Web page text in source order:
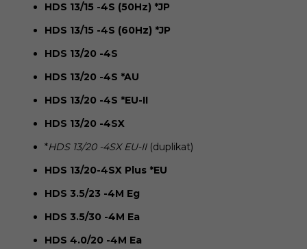
HDS 13/15 -4S (50Hz) *JP
HDS 13/15 -4S (60Hz) *JP
HDS 13/20 -4S
HDS 13/20 -4S *AU
HDS 13/20 -4S *EU-II
HDS 13/20 -4SX
*HDS 13/20 -4SX EU-II(duplikat)
HDS 13/20-4SX Plus *EU
HDS 3.5/23 -4M Eg
HDS 3.5/30 -4M Ea
HDS 4.0/20 -4M Ea